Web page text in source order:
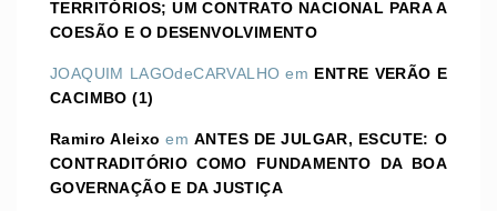
TERRITÓRIOS; UM CONTRATO NACIONAL PARA A
COESÃO E O DESENVOLVIMENTO
JOAQUIM LAGOdeCARVALHO em ENTRE VERÃO E
CACIMBO (1)
Ramiro Aleixo emANTES DE JULGAR, ESCUTE: O
CONTRADITÓRIO COMO FUNDAMENTO DA BOA
GOVERNAÇÃO E DA JUSTIÇA